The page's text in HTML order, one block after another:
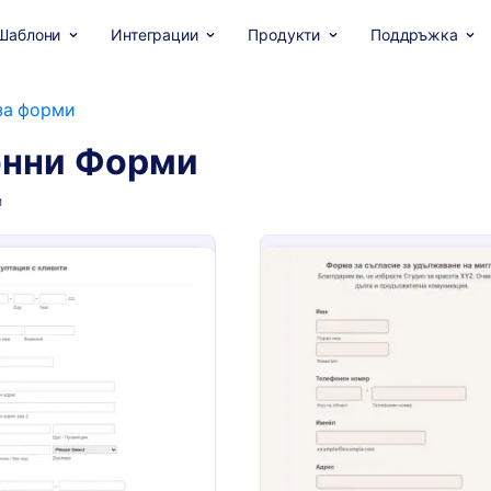
Интеграции Продукти Поддръжка
форми
Форми
: Форма за консултация за грижа за кожата
Преглед: